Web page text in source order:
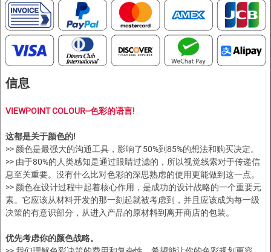
信息
VIEWPOINT COLOUR--色彩的语言!
这都是关于颜色的!
>> 颜色是最强大的沟通工具，影响了50%到85%的想法和购买决定。
>> 由于80%的人类感知是通过眼睛过滤的，所以视觉线索对于传递信
息至关重要。没有什么比对色彩的深思熟虑的使用更能做到这一点。
>> 颜色在设计过程中起着核心作用，是成功的设计战略的一个重要元
素。它应该从材料开发的那一刻起就被考虑到，并且应该成为每一级
决策的有意识部分，从进入产品的原材料到离开商店的包装。
优先考虑你的颜色战略。